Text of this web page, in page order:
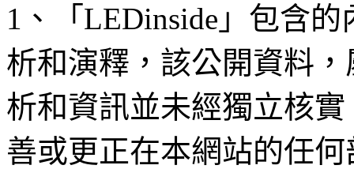
1、「LEDinside」包含
析和演釋，該公開資料
析和資訊並未經獨立核
善或更正在本網站的任